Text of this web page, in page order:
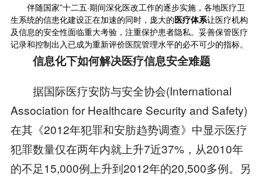
伴随国家”十二五·期间深化医改工作的逐步实施，各地医疗卫
生系统的信患化建设正在加速的同时，庞大的医疗体系让医疗机构
及信息的安全性面临重大考验，注重保护患者隐私。妥善保管医疗
记录和控制出入已成为重新评价医院管理水平的必不可少的指标。
信息化下如何解决医疗信息安全难题
据国际医疗安防与安全协会(International
Association for Healthcare Security and Safety)
在其《2012年犯罪和安肪趋势调查》中显示医疗
犯罪数量仅在两年内就上升7近37%，从2010年
的不足15,000例上升到2012年的20,500多例。另